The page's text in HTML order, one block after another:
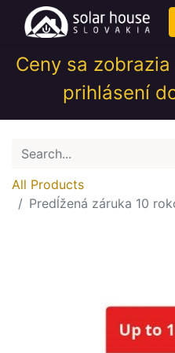
Ceny sa
prihlásení
All Products
Predĺžená záruka 10